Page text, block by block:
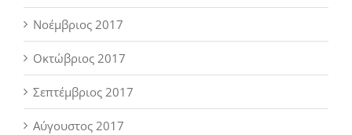
Νοέμβριος 2017
Οκτώβριος 2017
Σεπτέμβριος 2017
Αύγουστος 2017